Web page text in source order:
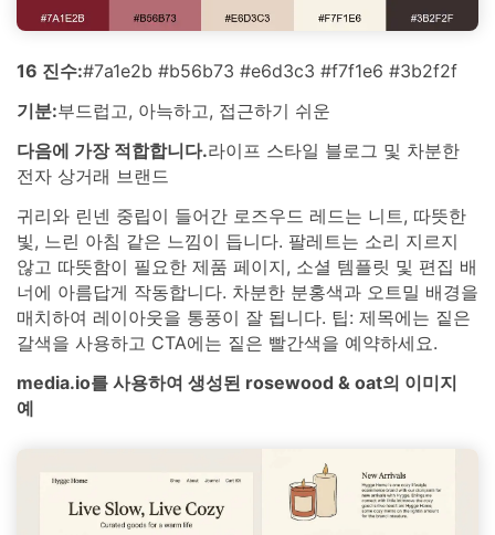
16 진수:#7a1e2b #b56b73 #e6d3c3 #f7f1e6 #3b2f2f
기분:부드럽고, 아늑하고, 접근하기 쉬운
다음에 가장 적합합니다.라이프 스타일 블로그 및 차분한
전자 상거래 브랜드
귀리와 린넨 중립이 들어간 로즈우드 레드는 니트, 따뜻한
빛, 느린 아침 같은 느낌이 듭니다. 팔레트는 소리 지르지
않고 따뜻함이 필요한 제품 페이지, 소셜 템플릿 및 편집 배
너에 아름답게 작동합니다. 차분한 분홍색과 오트밀 배경을
매치하여 레이아웃을 통풍이 잘 됩니다. 팁: 제목에는 짙은
갈색을 사용하고 CTA에는 짙은 빨간색을 예약하세요.
media.io를 사용하여 생성된 rosewood & oat의 이미지
예